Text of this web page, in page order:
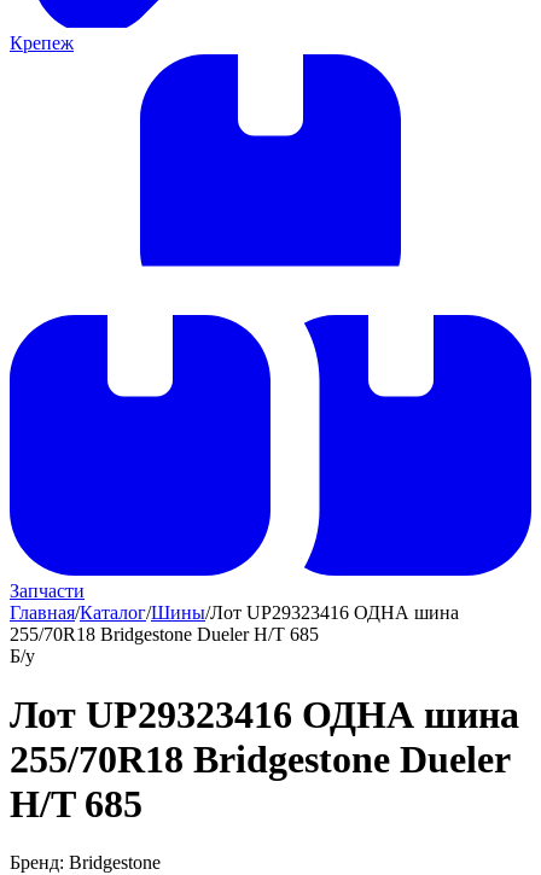
Крепеж
Запчасти
Главная/Каталог/Шины/Лот UP29323416 ОДНА шина
255/70R18 Bridgestone Dueler H/T 685
Б/у
Лот UP29323416 ОДНА шина
255/70R18 Bridgestone Dueler
H/T 685
Бренд: Bridgestone